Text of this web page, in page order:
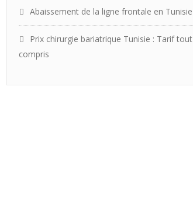
Abaissement de la ligne frontale en Tunisie
Prix chirurgie bariatrique Tunisie : Tarif tout
compris